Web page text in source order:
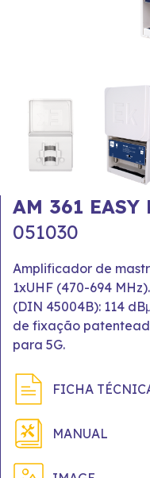
AM 361 EASY
051030
Amplificador de
1xUHF (470-694
(DIN 45004B): 114
de fixação
para 5G.
FICHA
MANUAL